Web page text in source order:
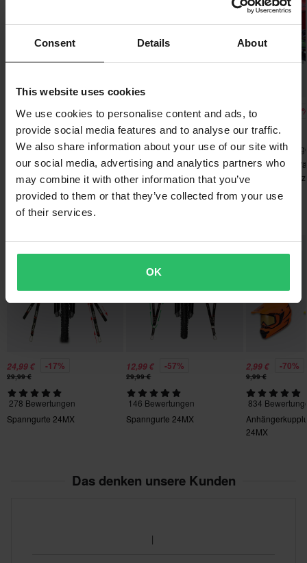
Consent Details About
This website uses cookies
We use cookies to personalise content and ads, to
provide social media features and to analyse our traffic.
We also share information about your use of our site with
our social media, advertising and analytics partners who
may combine it with other information that you’ve
provided to them or that they’ve collected from your use
of their services.
OK
werden wir diesen Preis anpassen. Unsere Preisgarantie gilt
innerhalb von 14 Tagen nach deinem Kauf.
beachten: Dies gilt nicht für sperrige Produkte!
60-Tage-Rückgaberecht*
Du kannst deine Bestellung innerhalb von 60 Tagen
zurückgeben. Rücksendekosten fallen an. *Das Rückgaberecht
gilt nicht für personalisierte oder speziell angefertigte Produkte.
Weitere Einzelheiten und Bedingungen findest du in der Rubrik
Kundenbetreuung-Bereich
Senden
Alle Produkte von Proworks anzeigen
119,99 € -59%
8228 Bewertungen
Rennzelt Mit Wänden 24MX
Easy-Up Schwarz
99,99 € -50%
294 Bewertungen
Rennzelt 24MX Easy-Up
Schwarz
119,99 € -
201
Rennzelt mit
Easy-Up-
Das könnte dir auch gefallen
24,99 € -17%
29,99 €
278 Bewertungen
Spanngurte 24MX
Hammerpreis!
12,99 € -57%
29,99 €
146 Bewertungen
Spanngurte 24MX
Hammerpreis!
2,99 € -70%
9,99 €
834
24MX
Das denken unsere Kunden